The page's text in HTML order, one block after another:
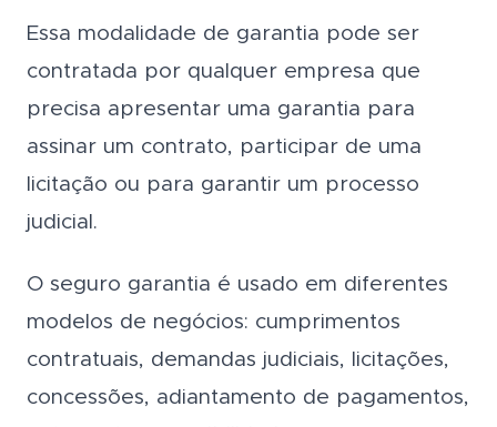
Essa modalidade de garantia pode ser
contratada por qualquer empresa que
precisa apresentar uma garantia para
assinar um contrato, participar de uma
licitação ou para garantir um processo
judicial.
O seguro garantia é usado em diferentes
modelos de negócios: cumprimentos
contratuais, demandas judiciais, licitações,
concessões, adiantamento de pagamentos,